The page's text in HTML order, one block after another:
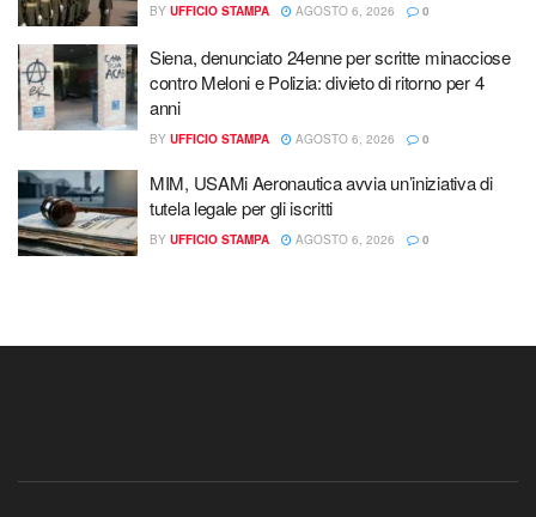
BY UFFICIO STAMPA AGOSTO 6, 2026 0
Siena, denunciato 24enne per scritte minacciose
contro Meloni e Polizia: divieto di ritorno per 4
anni
BY UFFICIO STAMPA AGOSTO 6, 2026 0
MIM, USAMi Aeronautica avvia un’iniziativa di
tutela legale per gli iscritti
BY UFFICIO STAMPA AGOSTO 6, 2026 0